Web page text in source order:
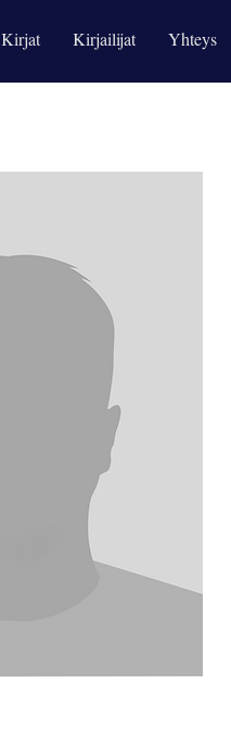
Kirjat Kirjailijat Yhteys